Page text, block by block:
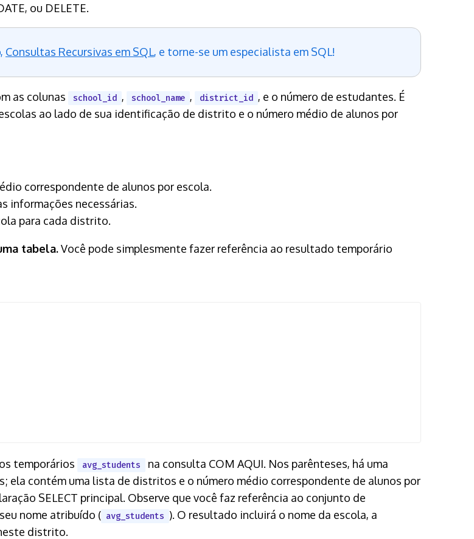
ou DELETE.
Consultas Recursivas em SQL, e torne-se um especialista em SQL!
as colunas school_id , school_name , district_id , e o número de estudantes. É
ao lado de sua identificação de distrito e o número médio de alunos por
correspondente de alunos por escola.
informações necessárias.
para cada distrito.
tabela.Você pode simplesmente fazer referência ao resultado temporário
temporários avg_students
na consulta COM AQUI. Nos parênteses, há uma
ela contém uma lista de distritos e o número médio correspondente de alunos por
SELECT principal. Observe que você faz referência ao conjunto de
nome atribuído ( avg_students ). O resultado incluirá o nome da escola, a
distrito.